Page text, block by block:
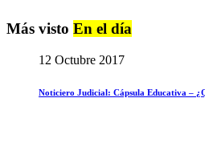
Más visto En el día
12 Octubre 2017
Noticiero Judicial: Cápsula Educativa –